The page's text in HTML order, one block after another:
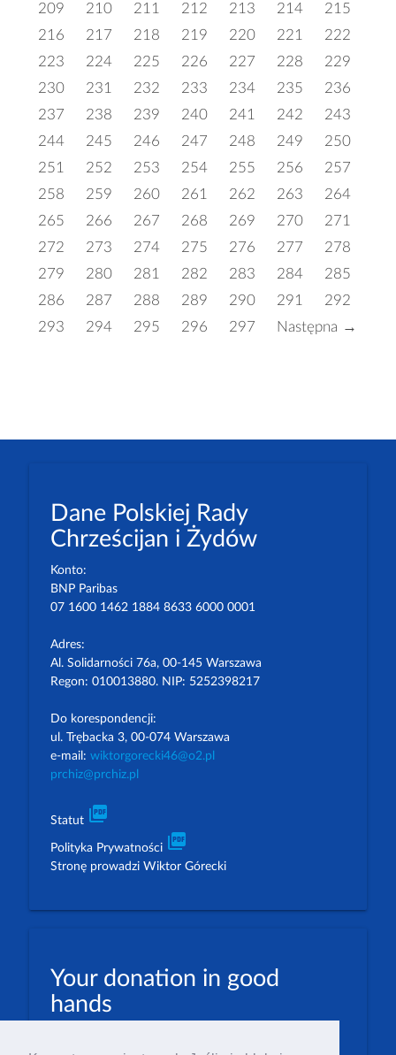
209
210 211 212 213 214
215
216
217 218 219 220 221
222
223
224 225 226 227 228
229
230
231 232 233 234 235
236
237
238 239 240 241 242
243
244
245 246 247 248 249
250
251
252 253 254 255 256
257
258
259 260 261 262 263
264
265
266 267 268 269 270
271
272
273 274 275 276 277
278
279
280 281 282 283 284
285
286
287 288 289 290 291
292
293
294 295 296 297 Następna →
Dane Polskiej Rady
Chrześcijan i Żydów
Konto:
BNP Paribas
07 1600 1462 1884 8633 6000 0001
Adres:
Al. Solidarności 76a, 00-145 Warszawa
Regon: 010013880. NIP: 5252398217
Do korespondencji:
ul. Trębacka 3, 00-074 Warszawa
e-mail: wiktorgorecki46@o2.pl
prchiz@prchiz.pl
Statut picture_as_pdf
Polityka Prywatności picture_as_pdf
Stronę prowadzi Wiktor Górecki
Your donation in good
hands